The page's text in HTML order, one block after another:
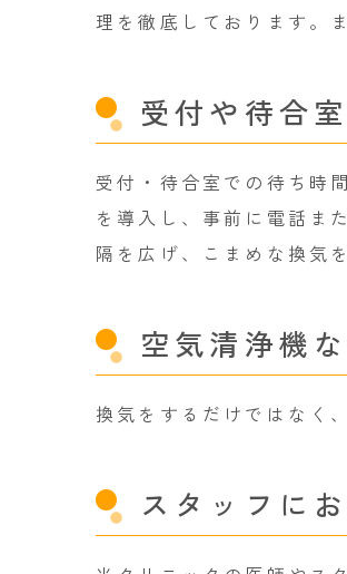
理を徹底しております。
受付や待合
受付・待合室での待ち時
を導入し、事前に電話ま
隔を広げ、こまめな換気
空気清浄機
換気をするだけではなく
スタッフに